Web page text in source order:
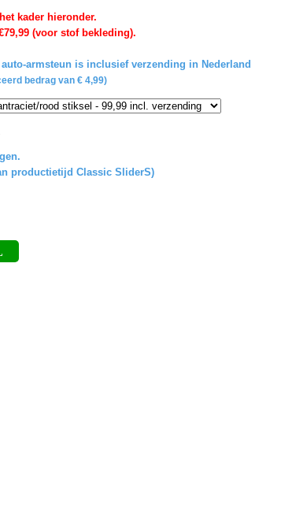
kader hieronder.
(voor stof bekleding).
armsteun is inclusief verzending in Nederland
bedrag van € 4,99)
productietijd Classic SliderS)